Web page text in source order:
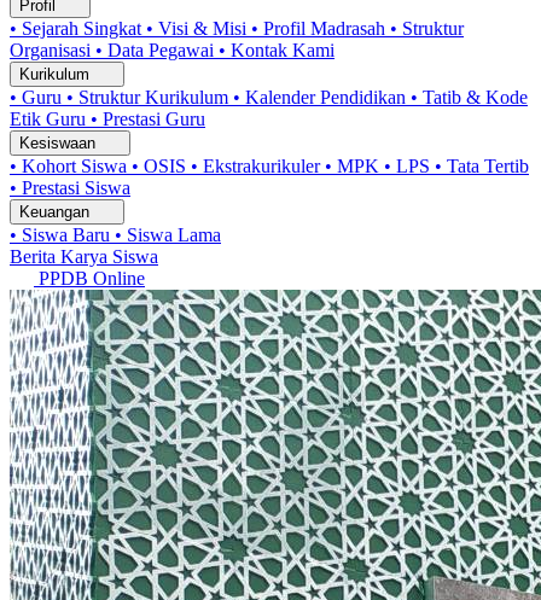
Profil
• Sejarah Singkat • Visi & Misi • Profil Madrasah • Struktur
Organisasi • Data Pegawai • Kontak Kami
Kurikulum
• Guru • Struktur Kurikulum • Kalender Pendidikan • Tatib & Kode
Etik Guru • Prestasi Guru
Kesiswaan
• Kohort Siswa • OSIS • Ekstrakurikuler • MPK • LPS • Tata Tertib
• Prestasi Siswa
Keuangan
• Siswa Baru • Siswa Lama
Berita Karya Siswa
PPDB Online